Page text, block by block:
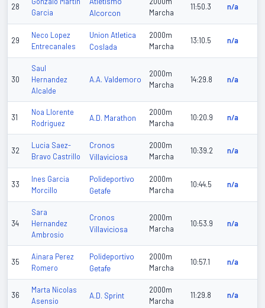
28
Garcia
Alcorcon
Marcha
11:50.3 n/a
29
Neco Lopez
Entrecanales
Union Atletica
Coslada
2000m
Marcha
13:10.5 n/a
30
Saul
Hernandez
Alcalde
A.A. Valdemoro
2000m
Marcha
14:29.8 n/a
31
Noa Llorente
Rodriguez
A.D. Marathon
2000m
Marcha
10:20.9 n/a
32
Lucia Saez-
Bravo Castrillo
Cronos
Villaviciosa
2000m
Marcha
10:39.2 n/a
33
Ines Garcia
Morcillo
Polideportivo
Getafe
2000m
Marcha
10:44.5 n/a
34
Sara
Hernandez
Ambrosio
Cronos
Villaviciosa
2000m
Marcha
10:53.9 n/a
35
Ainara Perez
Romero
Polideportivo
Getafe
2000m
Marcha
10:57.1 n/a
36
Marta Nicolas
Asensio
A.D. Sprint
2000m
Marcha
11:29.8 n/a